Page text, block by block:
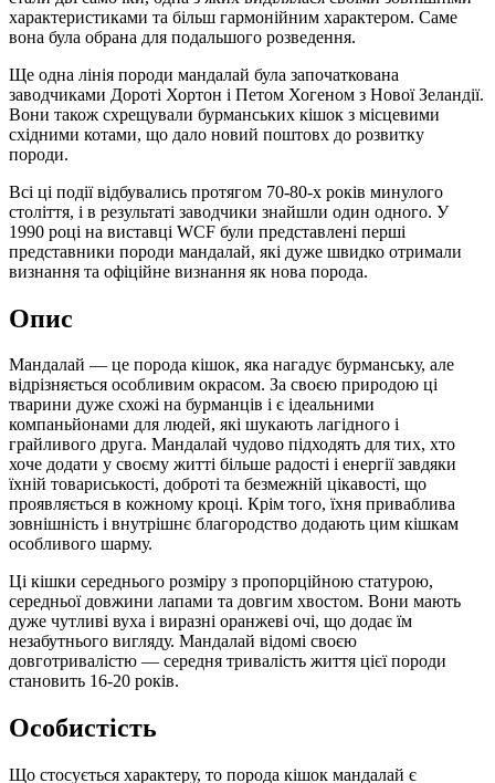
характеристиками та більш гармонійним характером. Саме
вона була обрана для подальшого розведення.
Ще одна лінія породи мандалай була започаткована
заводчиками Дороті Хортон і Петом Хогеном з Нової Зеландії.
Вони також схрещували бурманських кішок з місцевими
східними котами, що дало новий поштовх до розвитку
породи.
Всі ці події відбувались протягом 70-80-х років минулого
століття, і в результаті заводчики знайшли один одного. У
1990 році на виставці WCF були представлені перші
представники породи мандалай, які дуже швидко отримали
визнання та офіційне визнання як нова порода.
Опис
Мандалай — це порода кішок, яка нагадує бурманську, але
відрізняється особливим окрасом. За своєю природою ці
тварини дуже схожі на бурманців і є ідеальними
компаньйонами для людей, які шукають лагідного і
грайливого друга. Мандалай чудово підходять для тих, хто
хоче додати у своєму житті більше радості і енергії завдяки
їхній товариськості, доброті та безмежній цікавості, що
проявляється в кожному кроці. Крім того, їхня приваблива
зовнішність і внутрішнє благородство додають цим кішкам
особливого шарму.
Ці кішки середнього розміру з пропорційною статурою,
середньої довжини лапами та довгим хвостом. Вони мають
дуже чутливі вуха і виразні оранжеві очі, що додає їм
незабутнього вигляду. Мандалай відомі своєю
довготривалістю — середня тривалість життя цієї породи
становить 16-20 років.
Особистість
Що стосується характеру, то порода кішок мандалай є